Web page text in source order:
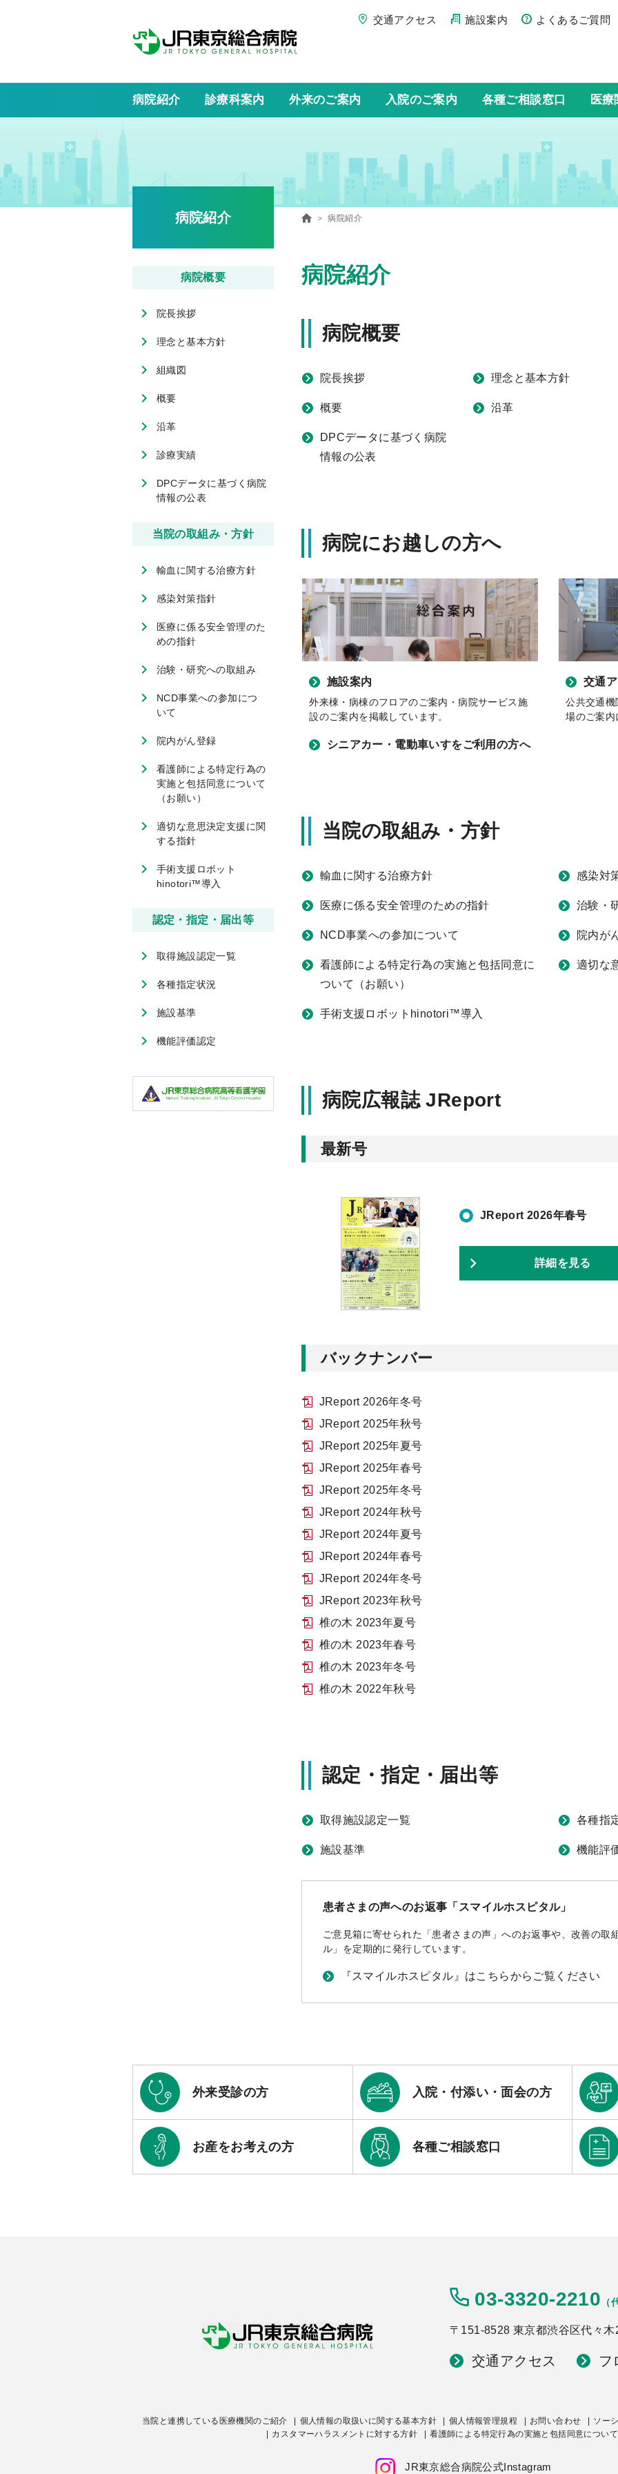
病院紹介 診療科案内 外来のご案内 入院のご案内 各種ご相談窓口 医
交通アクセス 施設案内 よくあるご質問
病院紹介
病院紹介
病院概要
院長挨拶 理念と基本方針
概要 沿革
DPCデータに基づく病院
情報の公表
病院にお越しの方へ
施設案内
外来棟・病棟のフロアのご案内・病院サービス施
設のご案内を掲載しています。
シニアカー・電動車いすをご利用の方へ
交通
公共交通機
場のご案内
当院の取組み・方針
輸血に関する治療方針 感染対
医療に係る安全管理のための指針 治験・
NCD事業への参加について 院内が
看護師による特定行為の実施と包括同意に
ついて（お願い）
適切な
手術支援ロボットhinotori™導入
病院広報誌 JReport
最新号
JReport 2026年春号
詳細を見る
バックナンバー
JReport 2026年冬号
JReport 2025年秋号
JReport 2025年夏号
JReport 2025年春号
JReport 2025年冬号
JReport 2024年秋号
JReport 2024年夏号
JReport 2024年春号
JReport 2024年冬号
JReport 2023年秋号
椎の木 2023年夏号
椎の木 2023年春号
椎の木 2023年冬号
椎の木 2022年秋号
認定・指定・届出等
取得施設認定一覧 各種指
施設基準 機能評
患者さまの声へのお返事「スマイルホスピタル」
ご意見箱に寄せられた「患者さまの声」へのお返事や、改善の取
ル」を定期的に発行しています。
『スマイルホスピタル』はこちらからご覧ください
病院紹介
病院概要
院長挨拶
理念と基本方針
組織図
概要
沿革
診療実績
DPCデータに基づく病院
情報の公表
当院の取組み・方針
輸血に関する治療方針
感染対策指針
医療に係る安全管理のた
めの指針
治験・研究への取組み
NCD事業への参加につ
いて
院内がん登録
看護師による特定行為の
実施と包括同意について
（お願い）
適切な意思決定支援に関
する指針
手術支援ロボット
hinotori™導入
認定・指定・届出等
取得施設認定一覧
各種指定状況
施設基準
機能評価認定
外来受診の方 入院・付添い・面会の方
お産をお考えの方 各種ご相談窓口
03-3320-2210 （
〒151-8528 東京都渋谷区代々木
交通アクセス フ
当院と連携している医療機関のご紹介 個人情報の取扱いに関する基本方針 個人情報管理規程 お問い合わせ
ソー
カスタマーハラスメントに対する方針
看護師による特定行為の実施と包括同意について
JR東京総合病院公式Instagram